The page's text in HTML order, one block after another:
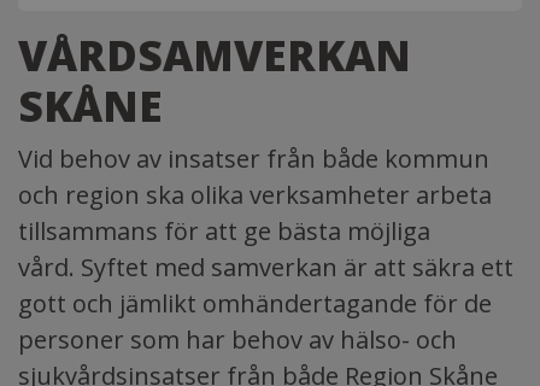
VÅRDSAMVERKAN
SKÅNE
Vid behov av insatser från både kommun
och region ska olika verksamheter arbeta
tillsammans för att ge bästa möjliga
vård. Syftet med samverkan är att säkra ett
gott och jämlikt omhändertagande för de
personer som har behov av hälso- och
sjukvårdsinsatser från både Region Skåne